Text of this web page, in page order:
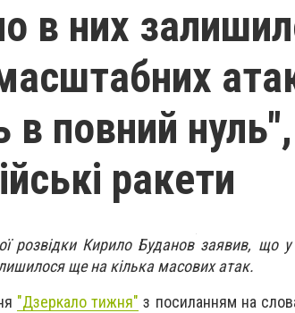
в них
в повний
ракети
розвідки Кирило Буданов заявив, що
ще на кілька масових атак.
"Дзеркало тижня" з посиланням на